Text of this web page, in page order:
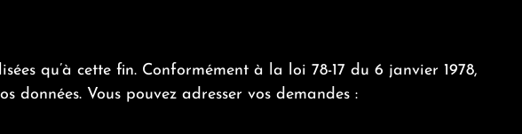
qu’à cette fin. Conformément à la loi 78-17 du 6 janvier 1978,
données. Vous pouvez adresser vos demandes :